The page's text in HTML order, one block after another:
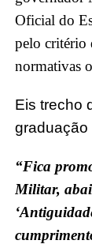
Oficial do
pelo critério
normativas
Eis trecho
graduação
“Fica
Militar,